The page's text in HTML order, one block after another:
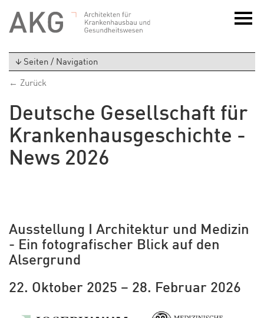
Seiten / Navigation
← Zurück
Deutsche Gesellschaft für
Krankenhausgeschichte -
News 2026
Ausstellung I Architektur und Medizin
- Ein fotografischer Blick auf den
Alsergrund
22. Oktober 2025 – 28. Februar 2026